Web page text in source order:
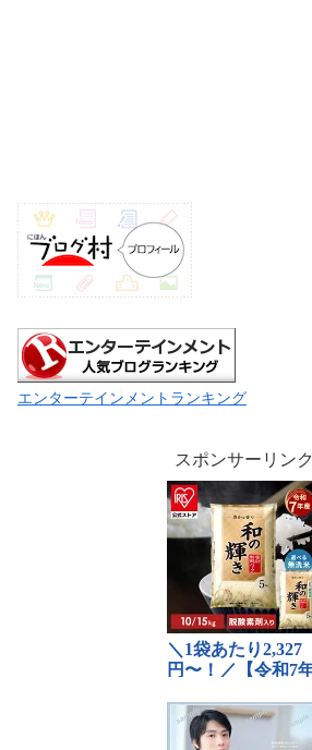
エンターテインメントランキング
スポンサーリンク